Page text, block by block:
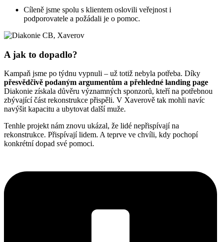
Cíleně jsme spolu s klientem oslovili veřejnost i
podporovatele a požádali je o pomoc.
A jak to dopadlo?
Kampaň jsme po týdnu vypnuli – už totiž nebyla potřeba. Díky
přesvědčivě podaným argumentům a přehledné landing page
Diakonie získala důvěru významných sponzorů, kteří na potřebnou
zbývající část rekonstrukce přispěli. V Xaverově tak mohli navíc
navýšit kapacitu a ubytovat další muže.
Tenhle projekt nám znovu ukázal, že lidé nepřispívají na
rekonstrukce. Přispívají lidem. A teprve ve chvíli, kdy pochopí
konkrétní dopad své pomoci.